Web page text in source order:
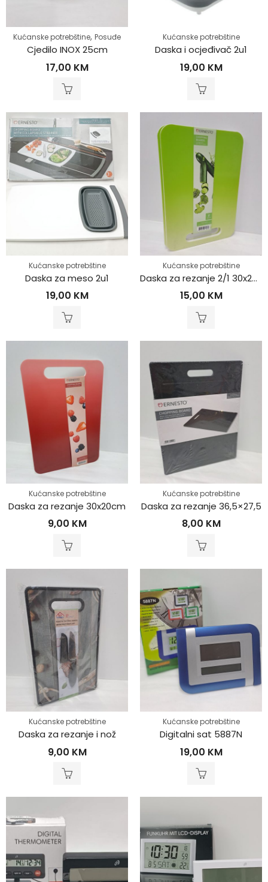
Kućanske potrebštine, Posuđe
Cjedilo INOX 25cm
17,00 KM
Kućanske potrebštine
Daska i ocjeđivač 2u1
19,00 KM
Kućanske potrebštine
Daska za meso 2u1
19,00 KM
Kućanske potrebštine
Daska za rezanje 2/1 30x20cm
15,00 KM
Kućanske potrebštine
Daska za rezanje 30x20cm
9,00 KM
Kućanske potrebštine
Daska za rezanje 36,5×27,5
8,00 KM
Kućanske potrebštine
Daska za rezanje i nož
9,00 KM
Kućanske potrebštine
Digitalni sat 5887N
19,00 KM